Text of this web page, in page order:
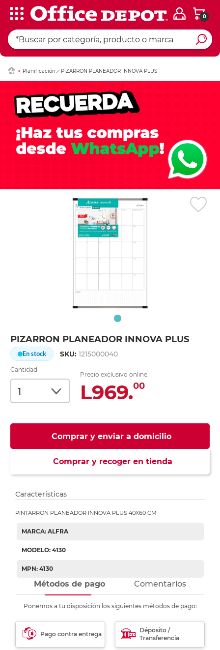
0
Planificación PIZARRON PLANEADOR INNOVA PLUS
PIZARRON PLANEADOR INNOVA PLUS
En stock SKU:1215000040
Cantidad
Precio exclusivo online:
L969.00
Comprar y enviar a domicilio
Comprar y recoger en tienda
Ingresar Codigo
Características
PINTARRON PLANEADOR INNOVA PLUS 40X60 CM
MARCA: ALFRA
MODELO: 4130
MPN: 4130
Métodos de pago Comentarios
Ponemos a tu disposición los siguientes métodos de pago:
Pago contra entrega
Déposito /
Transferencia